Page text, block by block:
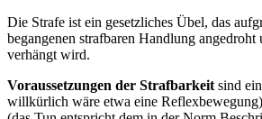
Die Strafe ist ein gesetzliches Übel, das
begangenen strafbaren Handlung
verhängt wird.
Voraussetzungen der Strafbarkeit sind
willkürlich wäre etwa eine